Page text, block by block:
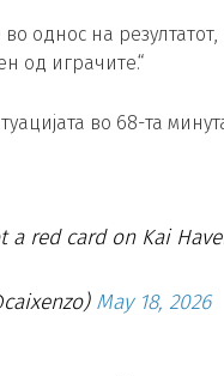
однос на
од играчите.“
во 68-та
a red card on Kai
May 18, 2026